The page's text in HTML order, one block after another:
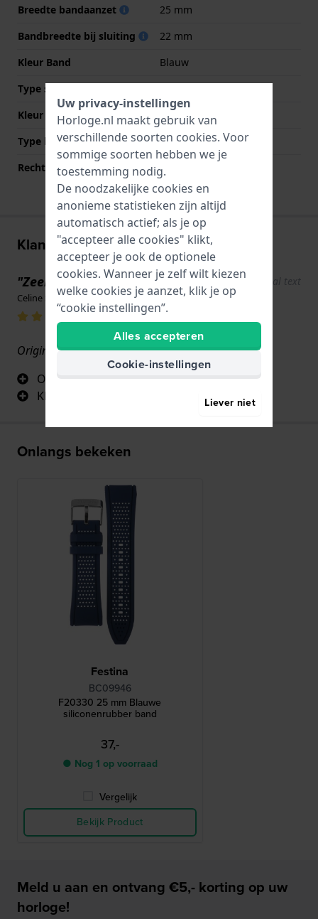
Breedte bandaanzet
25 mm
Bandbreedte bij sluiting
22 mm
Kleur Band
Blauw
Type sluiting
Kleur sluiting
Zilver
Type bevestiging
Bandpennen
Rechte bandaanzet
Nee
Klantenreviews
"Zeer goed" Show original text
Celine Schwab · 24 december 2024
Originele armband van zeer goede kwaliteit
Originele armband
Kleur conform
Onlangs bekeken
Festina
BC09946
F20330 25 mm Blauwe
siliconenrubber band
37,-
● Nog 1 op voorraad
Vergelijk
Bekijk Product
Meld u aan en ontvang €5,- korting op uw
horloge!
Uw privacy-instellingen
Horloge.nl maakt gebruik van
verschillende soorten cookies. Voor
sommige soorten hebben we je
toestemming nodig.
De noodzakelijke cookies en
anonieme statistieken zijn altijd
automatisch actief; als je op
"accepteer alle cookies" klikt,
accepteer je ook de optionele
cookies. Wanneer je zelf wilt kiezen
welke cookies je aanzet, klik je op
“cookie instellingen”.
Alles accepteren
Cookie-instellingen
Liever niet